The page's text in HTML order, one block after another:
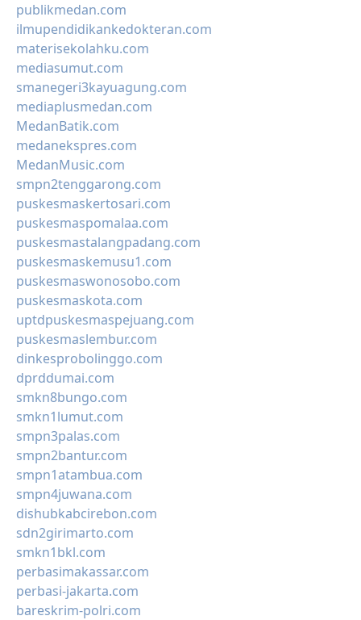
publikmedan.com
ilmupendidikankedokteran.com
materisekolahku.com
mediasumut.com
smanegeri3kayuagung.com
mediaplusmedan.com
MedanBatik.com
medanekspres.com
MedanMusic.com
smpn2tenggarong.com
puskesmaskertosari.com
puskesmaspomalaa.com
puskesmastalangpadang.com
puskesmaskemusu1.com
puskesmaswonosobo.com
puskesmaskota.com
uptdpuskesmaspejuang.com
puskesmaslembur.com
dinkesprobolinggo.com
dprddumai.com
smkn8bungo.com
smkn1lumut.com
smpn3palas.com
smpn2bantur.com
smpn1atambua.com
smpn4juwana.com
dishubkabcirebon.com
sdn2girimarto.com
smkn1bkl.com
perbasimakassar.com
perbasi-jakarta.com
bareskrim-polri.com